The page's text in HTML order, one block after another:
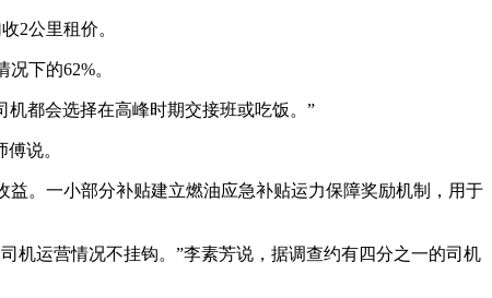
2公里租价。
下的62%。
都会选择在高峰时期交接班或吃饭。”
说。
。一小部分补贴建立燃油应急补贴运力保障奖励机制，用于
机运营情况不挂钩。”李素芳说，据调查约有四分之一的司机